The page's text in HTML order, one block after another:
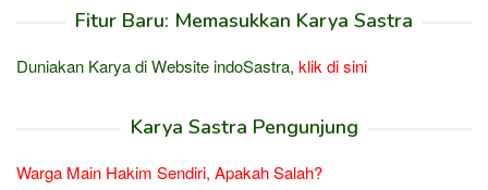
Fitur Baru: Memasukkan Karya Sastra
Duniakan Karya di Website indoSastra, klik di sini
Karya Sastra Pengunjung
Warga Main Hakim Sendiri, Apakah Salah?